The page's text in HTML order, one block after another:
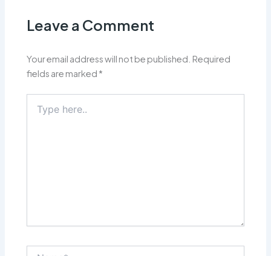
Leave a Comment
Your email address will not be published. Required
fields are marked *
here..